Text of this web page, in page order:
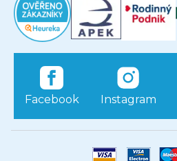
Facebook Instagram